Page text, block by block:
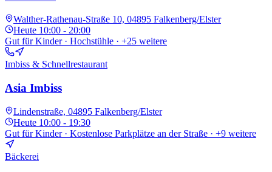
Walther-Rathenau-Straße 10, 04895 Falkenberg/Elster
Heute 10:00 - 20:00
Gut für Kinder · Hochstühle · +25 weitere
Imbiss & Schnellrestaurant
Asia Imbiss
Lindenstraße, 04895 Falkenberg/Elster
Heute 10:00 - 19:30
Gut für Kinder · Kostenlose Parkplätze an der Straße · +9 weitere
Bäckerei